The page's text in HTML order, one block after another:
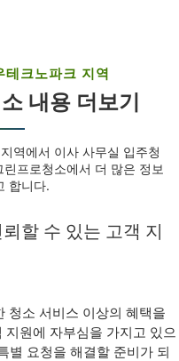
테크노파크 지역
내용 더보기
역에서 이사 사무실 입주청
프로청소에서 더 많은 정보
합니다.
할 수 있는 고객 지
청소 서비스 이상의 혜택을
원에 자부심을 가지고 있으
별 요청을 해결할 준비가 되